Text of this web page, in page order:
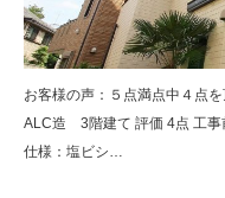
お客様の声：５点満点中４点
ALC造 3階建て 評価 4点 工
仕様：塩ビシ…